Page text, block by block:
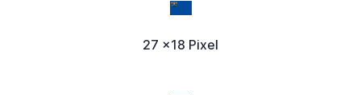
27 x18 Pixel